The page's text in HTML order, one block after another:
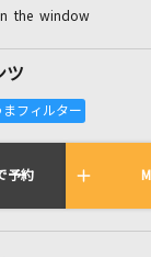
ラオケリクエスト
ムで歌われている
Eyes Off
the window
ツ
予約